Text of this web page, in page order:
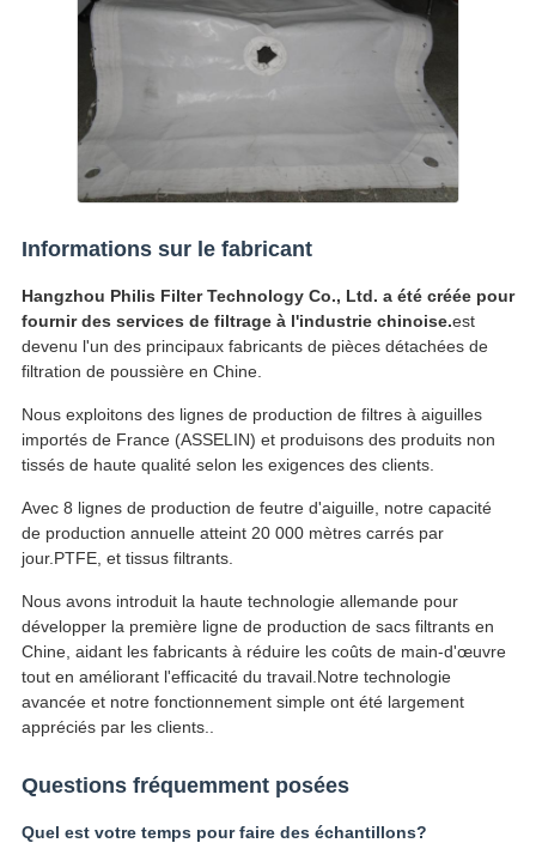
Informations sur le fabricant
Hangzhou Philis Filter Technology Co., Ltd. a été créée pour
fournir des services de filtrage à l'industrie chinoise.est
devenu l'un des principaux fabricants de pièces détachées de
filtration de poussière en Chine.
Nous exploitons des lignes de production de filtres à aiguilles
importés de France (ASSELIN) et produisons des produits non
tissés de haute qualité selon les exigences des clients.
Avec 8 lignes de production de feutre d'aiguille, notre capacité
de production annuelle atteint 20 000 mètres carrés par
jour.PTFE, et tissus filtrants.
Nous avons introduit la haute technologie allemande pour
développer la première ligne de production de sacs filtrants en
Chine, aidant les fabricants à réduire les coûts de main-d'œuvre
tout en améliorant l'efficacité du travail.Notre technologie
avancée et notre fonctionnement simple ont été largement
appréciés par les clients..
Questions fréquemment posées
Quel est votre temps pour faire des échantillons?